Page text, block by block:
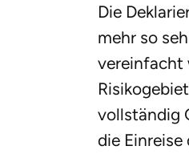
Die
mehr so
vereinfacht
vollständig
die